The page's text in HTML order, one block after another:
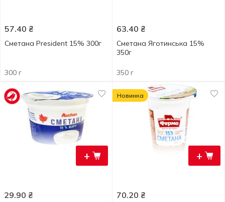
57.40 ₴
Сметана President 15% 300г
300 г
63.40 ₴
Сметана Яготинська 15%
350г
350 г
+
29.90 ₴
+
Новинка
70.20 ₴